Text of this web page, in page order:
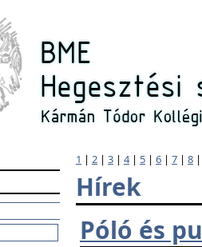
1 | 2 | 3 | 4| 5 | 6 | 7 | 8
Hírek
Póló és